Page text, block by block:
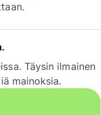
Täysin ilmainen
mainoksia.